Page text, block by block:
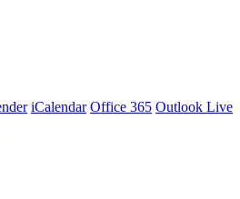
iCalendar Office 365 Outlook Live